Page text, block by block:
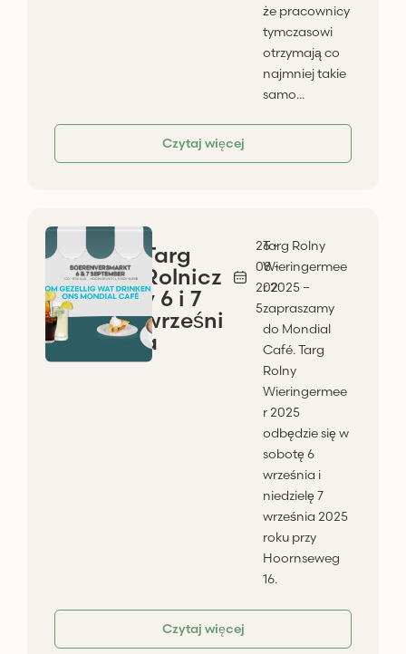
że pracownicy
tymczasowi
otrzymają co
najmniej takie
samo...
Czytaj więcej
Targ
Rolnicz
y 6 i 7
wrześni
a
26 -
08 -
202
5
Targ Rolny
Wieringermee
r 2025 –
zapraszamy
do Mondial
Café. Targ
Rolny
Wieringermee
r 2025
odbędzie się w
sobotę 6
września i
niedzielę 7
września 2025
roku przy
Hoornseweg
16.
Czytaj więcej